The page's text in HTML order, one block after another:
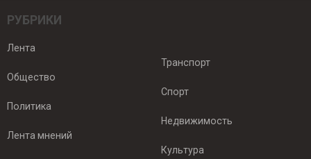
РУБРИКИ
Лента
Общество
Политика
Лента мнений
Транспорт
Спорт
Недвижимость
Культура